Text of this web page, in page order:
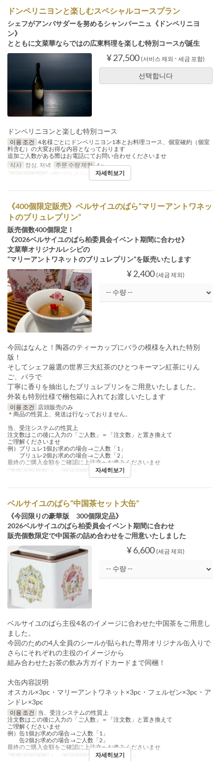
ドンペリニヨンと楽しむスペシャルコースプラン
シェフがアンバサダーを努めるシャンパーニュ《ドンペリニヨ
ン》
とともに文菜華ならではの広東料理を楽しむ特別コースが誕生
¥ 27,500 (서비스 제외 ･ 세금 포함)
선택합니다
ドンペリニヨンと楽しむ特別コース
이용 조건 4名様ごとにドンペリニヨン1本とお料理コース、個室確約（個室
料含む）の大変お得な内容となっております
追加ご人数がある際はお電話にてお問い合わせくださいませ
식사 점심, 저녁 주문 수량 제한 4 ~
좌석 카테고리
4階(プライベートルーム)
자세히보기
《400個限定販売》ベルサイユのばら“マリーアントワネッ
トのブリュレプリン”
販売個数400個限定！
《2026ベルサイユのばら柏委員会イベント期間に合わせ》
文菜華オリジナルレシピの
“マリーアントワネットのブリュレプリン”を販売いたします
¥ 2,400 (세금 제외)
今回はなんと！陶器のティーカップにバラの模様を入れた特別
版！
そしてシェフ厳選の世界三大紅茶のひとつキーマン紅茶にりん
ご、バラで
丁寧に香りを抽出したブリュレプリンをご用意いたしました。
外装も特別仕様で梱包箱に入れてお渡しいたします
이용 조건
店頭販売のみ
＊商品の性質上、発送は行なっておりません。
当、受注システムの性質上
注文数はこの後に入力の「ご人数」＝「注文数」と置き換えて
ご理解くださいませ
例）ブリュレ1個お求めの場合→ご人数「1」
ブリュレ2個お求めの場合→ご人数「2」
最終のご購入金額をご確認に上注文へお進みくださいませ
주문 수량 제한
1 ~ 좌석 카테고리 テイクアウト
자세히보기
ベルサイユのばら“中国茶セット大缶”
《今回限りの豪華版 300個限定品》
2026ベルサイユのばら柏委員会イベント期間に合わせ
販売個数限定で中国茶の詰め合わせをご用意いたしました
¥ 6,600 (세금 제외)
ベルサイユのばら主役4名のイメージに合わせた中国茶をご用意し
ました。
今回のための4人全員のシールが貼られた専用オリジナル缶入りで
さらにそれぞれの主役のイメージから
組み合わせたお茶の飲み方ガイドカードまで同梱！
大缶内容説明
オスカル×3pc・マリーアントワネット×3pc・フェルゼン×3pc・ア
ンドレ×3pc
이용 조건
当、受注システムの性質上
注文数はこの後に入力の「ご人数」＝「注文数」と置き換えて
ご理解くださいませ
例）缶1個お求めの場合→ご人数「1」
缶2個お求めの場合→ご人数「2」
最終のご購入金額をご確認に上注文へお進みくださいませ
주문 수량 제한
1 ~ 좌석 카테고리 テイクアウト
자세히보기